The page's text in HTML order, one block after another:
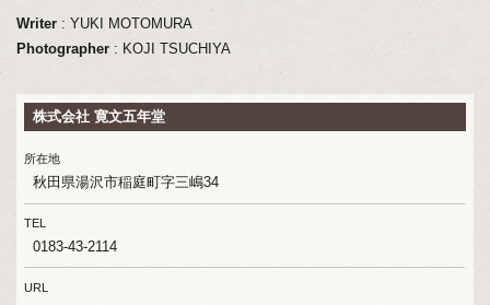
Writer: YUKI MOTOMURA
Photographer: KOJI TSUCHIYA
株式会社 寛文五年堂
所在地
秋田県湯沢市稲庭町字三嶋34
TEL
0183-43-2114
URL